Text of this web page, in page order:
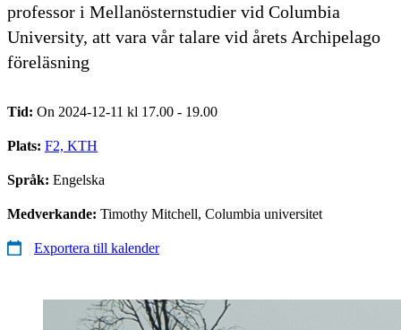
professor i Mellanösternstudier vid Columbia
University, att vara vår talare vid årets Archipelago
föreläsning
Tid: On 2024-12-11 kl 17.00 - 19.00
Plats: F2, KTH
Språk: Engelska
Medverkande: Timothy Mitchell, Columbia universitet
Exportera till kalender